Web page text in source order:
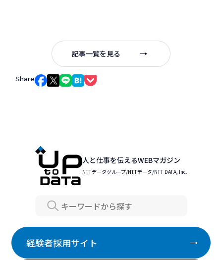
Share Facebookでシェア
Xでシェア
LINEでシェア
はてなブックマークでシェア
記事一覧を見る
人と仕事を伝えるWEBマガジン
NTTデータグループ/NTTデータ/NTT DATA, Inc.
Search
経験者採用サイト